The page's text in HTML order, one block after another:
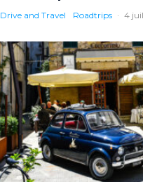
Drive and Travel Roadtrips · 4